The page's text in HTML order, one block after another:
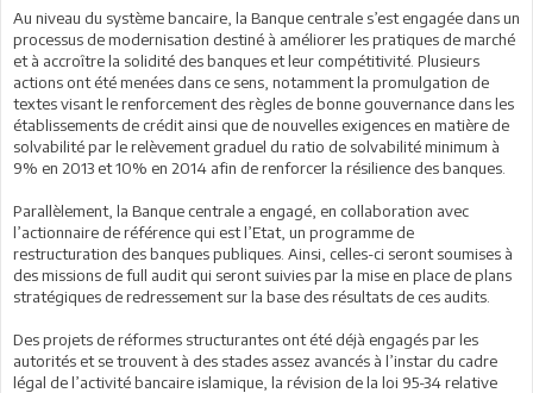
Au niveau du système bancaire, la Banque centrale s’est engagée dans un
processus de modernisation destiné à améliorer les pratiques de marché
et à accroître la solidité des banques et leur compétitivité. Plusieurs
actions ont été menées dans ce sens, notamment la promulgation de
textes visant le renforcement des règles de bonne gouvernance dans les
établissements de crédit ainsi que de nouvelles exigences en matière de
solvabilité par le relèvement graduel du ratio de solvabilité minimum à
9% en 2013 et 10% en 2014 afin de renforcer la résilience des banques.
Parallèlement, la Banque centrale a engagé, en collaboration avec
l’actionnaire de référence qui est l’Etat, un programme de
restructuration des banques publiques. Ainsi, celles-ci seront soumises à
des missions de full audit qui seront suivies par la mise en place de plans
stratégiques de redressement sur la base des résultats de ces audits.
Des projets de réformes structurantes ont été déjà engagés par les
autorités et se trouvent à des stades assez avancés à l’instar du cadre
légal de l’activité bancaire islamique, la révision de la loi 95-34 relative